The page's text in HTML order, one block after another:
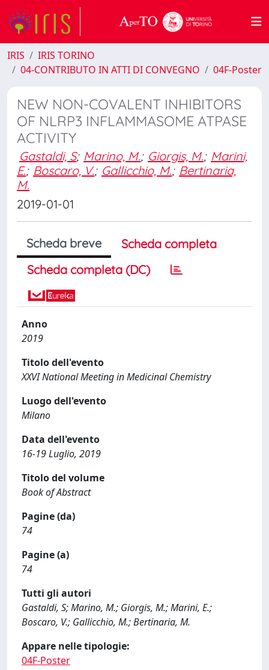
IRIS
IRIS TORINO
04-CONTRIBUTO IN ATTI DI CONVEGNO
04F-Poster
NEW NON-COVALENT INHIBITORS
OF NLRP3 INFLAMMASOME ATPASE
ACTIVITY
Gastaldi, S; Marino, M.; Giorgis, M.; Marini,
E.; Boscaro, V.; Gallicchio, M.; Bertinaria,
M.
2019-01-01
Scheda breve
Scheda completa
Scheda completa (DC)
Anno
2019
Titolo dell'evento
XXVI National Meeting in Medicinal Chemistry
Luogo dell'evento
Milano
Data dell'evento
16-19 Luglio, 2019
Titolo del volume
Book of Abstract
Pagine (da)
74
Pagine (a)
74
Tutti gli autori
Gastaldi, S; Marino, M.; Giorgis, M.; Marini, E.;
Boscaro, V.; Gallicchio, M.; Bertinaria, M.
Appare nelle tipologie:
04F-Poster